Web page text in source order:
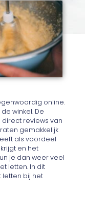
online.
winkel. De
reviews van
gemakkelijk
als voordeel
en het
je dan weer veel
letten. In dit
letten bij het